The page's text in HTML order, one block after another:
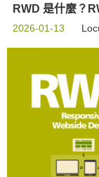
RWD 是什麼？
2026-01-13